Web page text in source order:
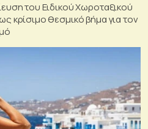
του Ειδικού Χωροταξικού
κρίσιμο θεσμικό βήμα για τον